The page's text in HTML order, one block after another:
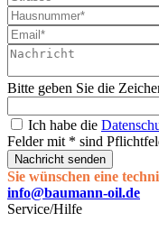
Bitte geben Sie die
Ich habe die
Felder mit * sind
Nachricht senden
Sie wünschen eine
info@baumann-oil.de
Service/Hilfe